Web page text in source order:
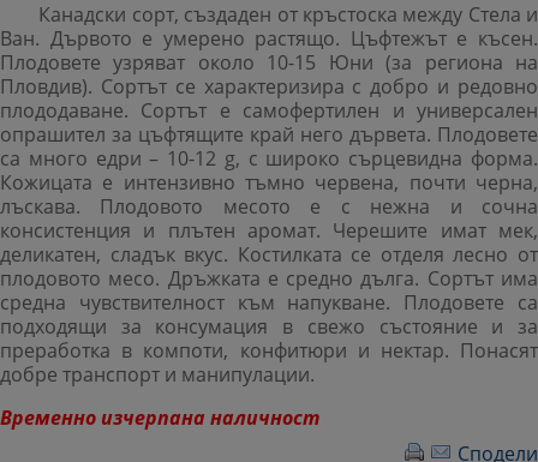
Канадски сорт, създаден от кръстоска между Стела и
Ван. Дървото е умерено растящо. Цъфтежът е късен.
Плодовете узряват около 10-15 Юни (за региона на
Пловдив). Сортът се характеризира с добро и редовно
плододаване. Сортът е самофертилен и универсален
опрашител за цъфтящите край него дървета. Плодовете
са много едри – 10-12 g, с широко сърцевидна форма.
Кожицата е интензивно тъмно червена, почти черна,
лъскава. Плодовото месото е с нежна и сочна
консистенция и плътен аромат. Черешите имат мек,
деликатен, сладък вкус. Костилката се отделя лесно от
плодовото месо. Дръжката е средно дълга. Сортът има
средна чувствителност към напукване. Плодовете са
подходящи за консумация в свежо състояние и за
преработка в компоти, конфитюри и нектар. Понасят
добре транспорт и манипулации.
Временно изчерпана наличност
Сподели